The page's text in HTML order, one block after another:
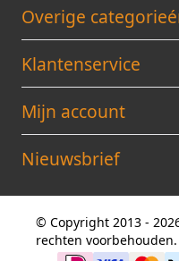
Overige
Klantenservice
Mijn account
Nieuwsbrief
© Copyright 2013 -
rechten voorbehouden.